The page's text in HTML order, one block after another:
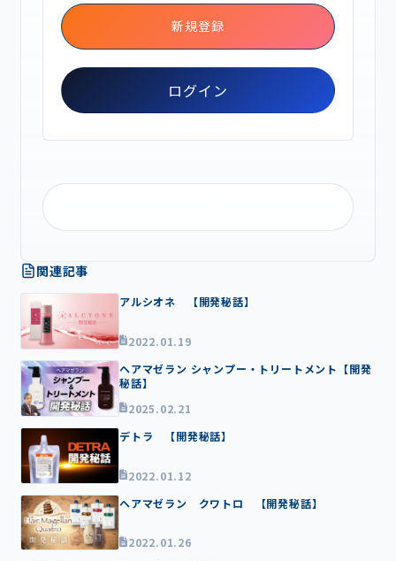
新規登録
ログイン
関連記事
アルシオネ 【開発秘話】
2022.01.19
ヘアマゼラン シャンプー・トリートメント【開発
秘話】
2025.02.21
デトラ 【開発秘話】
2022.01.12
ヘアマゼラン クワトロ 【開発秘話】
2022.01.26